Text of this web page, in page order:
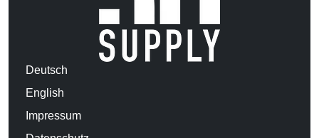
Deutsch
English
Impressum